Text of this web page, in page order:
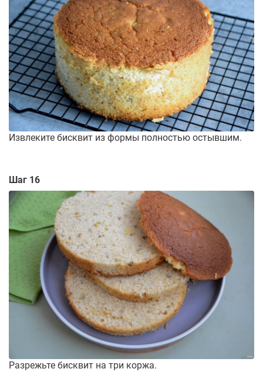
Извлеките бисквит из формы полностью остывшим.
Шаг 16
Разрежьте бисквит на три коржа.